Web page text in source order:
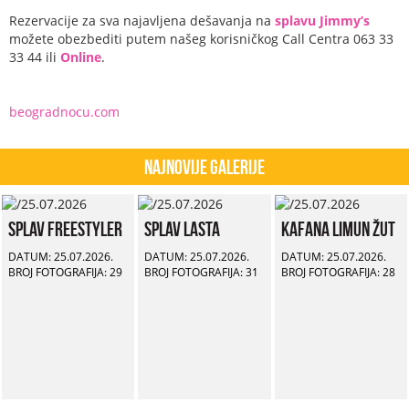
Rezervacije za sva najavljena dešavanja na splavu Jimmy’s
možete obezbediti putem našeg korisničkog Call Centra 063 33
33 44 ili Online.
beogradnocu.com
Najnovije Galerije
Splav Freestyler
DATUM: 25.07.2026.
BROJ FOTOGRAFIJA: 29
Splav Lasta
DATUM: 25.07.2026.
BROJ FOTOGRAFIJA: 31
Kafana Limun Žut
DATUM: 25.07.2026.
BROJ FOTOGRAFIJA: 28